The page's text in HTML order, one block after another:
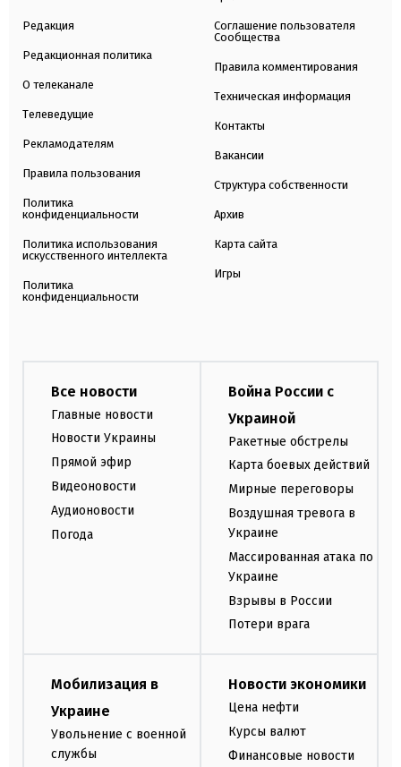
Редакция
Редакционная политика
О телеканале
Телеведущие
Рекламодателям
Правила пользования
Политика
конфиденциальности
Политика использования
искусственного интеллекта
Политика
конфиденциальности
Соглашение пользователя
Сообщества
Правила комментирования
Техническая информация
Контакты
Вакансии
Структура собственности
Архив
Карта сайта
Игры
Все новости
Главные новости
Новости Украины
Прямой эфир
Видеоновости
Аудионовости
Погода
Война России с
Украиной
Ракетные обстрелы
Карта боевых действий
Мирные переговоры
Воздушная тревога в
Украине
Массированная атака по
Украине
Взрывы в России
Потери врага
Мобилизация в
Украине
Увольнение с военной
службы
Новости экономики
Цена нефти
Курсы валют
Финансовые новости